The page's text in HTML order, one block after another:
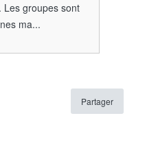
Les groupes sont
ma...
Partager